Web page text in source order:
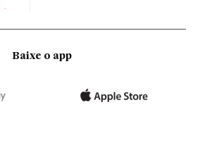
Baixe o app